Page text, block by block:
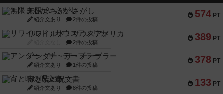
574 PT
無限まちがいさがし
紹介文あり 2件の投稿
389 PT
リワイルド：サウスアメリカ
2件の投稿
378 PT
アンダー・ザ・テーブラー
紹介文あり 1件の投稿
133 PT
宵と暁の呪文書
紹介文あり 8件の投稿